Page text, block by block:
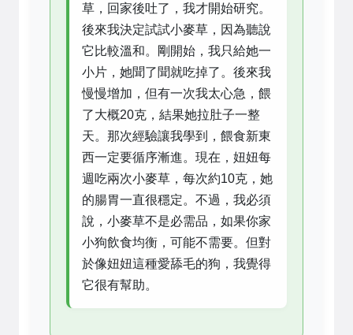
草，回家後吐了，我才開始研究。
後來我決定試試小麥草，因為聽說
它比較溫和。剛開始，我只給她一
小片，她聞了聞就吃掉了。後來我
慢慢增加，但有一次我太心急，餵
了大概20克，結果她拉肚子一整
天。那次經驗讓我學到，餵食新東
西一定要循序漸進。現在，妞妞每
週吃兩次小麥草，每次約10克，她
的腸胃一直很穩定。不過，我必須
說，小麥草不是必需品，如果你家
小狗飲食均衡，可能不需要。但對
於像妞妞這種愛舔毛的狗，我覺得
它很有幫助。